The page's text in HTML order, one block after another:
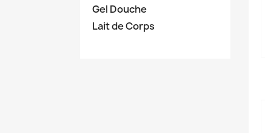
Gel Douche
Lait de Corps